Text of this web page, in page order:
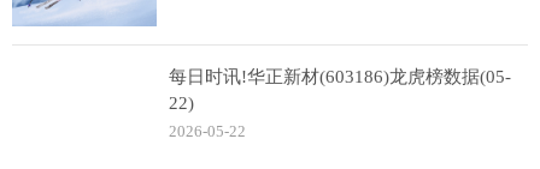
每日时讯!华正新材(603186)龙虎榜数据(05-
22)
2026-05-22